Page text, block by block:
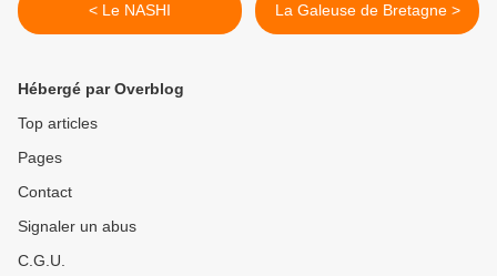
< Le NASHI La Galeuse de Bretagne >
Hébergé par Overblog
Top articles
Pages
Contact
Signaler un abus
C.G.U.